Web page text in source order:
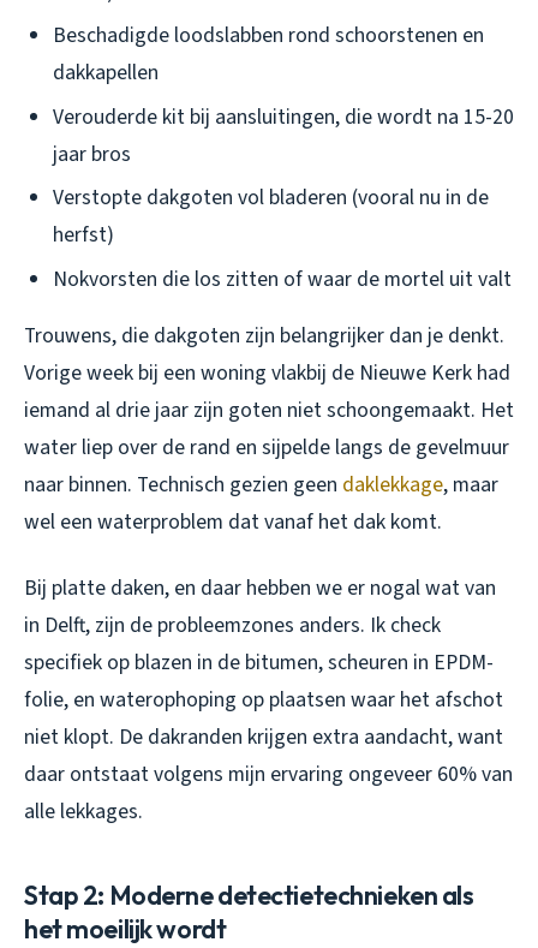
Beschadigde loodslabben rond schoorstenen en
dakkapellen
Verouderde kit bij aansluitingen, die wordt na 15-20
jaar bros
Verstopte dakgoten vol bladeren (vooral nu in de
herfst)
Nokvorsten die los zitten of waar de mortel uit valt
Trouwens, die dakgoten zijn belangrijker dan je denkt.
Vorige week bij een woning vlakbij de Nieuwe Kerk had
iemand al drie jaar zijn goten niet schoongemaakt. Het
water liep over de rand en sijpelde langs de gevelmuur
naar binnen. Technisch gezien geen daklekkage, maar
wel een waterproblem dat vanaf het dak komt.
Bij platte daken, en daar hebben we er nogal wat van
in Delft, zijn de probleemzones anders. Ik check
specifiek op blazen in de bitumen, scheuren in EPDM-
folie, en waterophoping op plaatsen waar het afschot
niet klopt. De dakranden krijgen extra aandacht, want
daar ontstaat volgens mijn ervaring ongeveer 60% van
alle lekkages.
Stap 2: Moderne detectietechnieken als
het moeilijk wordt